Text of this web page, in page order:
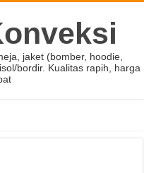
jaket (bomber, hoodie,
bordir. Kualitas rapih, harga